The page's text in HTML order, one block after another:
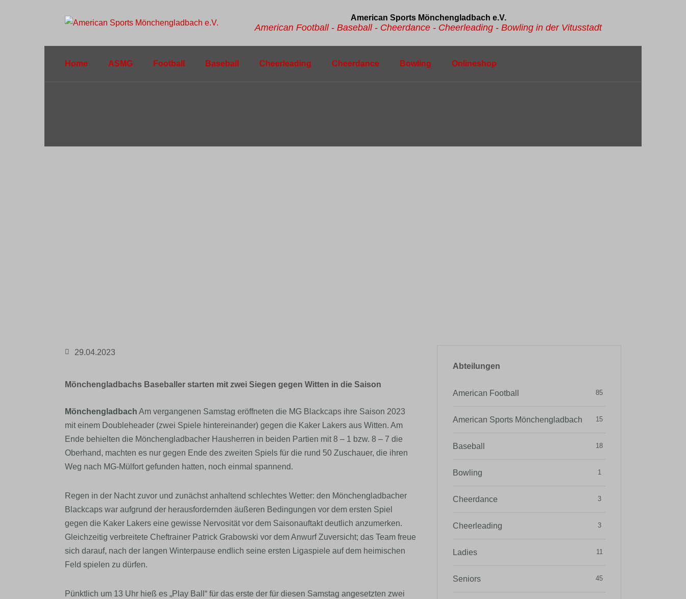
American Sports Mönchengladbach e.V.
American Football - Baseball - Cheerdance - Cheerleading - Bowling in der Vitusstadt
Home ASMG Football Baseball Cheerleading Cheerdance Bowling Onlineshop
29.04.2023
Mönchengladbachs Baseballer starten mit zwei Siegen gegen Witten in die Saison
Mönchengladbach Am vergangenen Samstag eröffneten die MG Blackcaps ihre Saison 2023
mit einem Doubleheader (zwei Spiele hintereinander) gegen die Kaker Lakers aus Witten. Am
Ende behielten die Mönchengladbacher Hausherren in beiden Partien mit 8 – 1 bzw. 8 – 7 die
Oberhand, machten es nur gegen Ende des zweiten Spiels für die rund 50 Zuschauer, die ihren
Weg nach MG-Mülfort gefunden hatten, noch einmal spannend.
Regen in der Nacht zuvor und zunächst anhaltend schlechtes Wetter: den Mönchengladbacher
Blackcaps war aufgrund der herausfordernden äußeren Bedingungen vor dem ersten Spiel
gegen die Kaker Lakers eine gewisse Nervosität vor dem Saisonauftakt deutlich anzumerken.
Gleichzeitig verbreitete Cheftrainer Patrick Grabowski vor dem Anwurf Zuversicht; das Team freue
sich darauf, nach der langen Winterpause endlich seine ersten Ligaspiele auf dem heimischen
Feld spielen zu dürfen.
Pünktlich um 13 Uhr hieß es „Play Ball“ für das erste der für diesen Samstag angesetzten zwei
Abteilungen
American Football 85
American Sports Mönchengladbach 15
Baseball 18
Bowling 1
Cheerdance 3
Cheerleading 3
Ladies 11
Seniors 45